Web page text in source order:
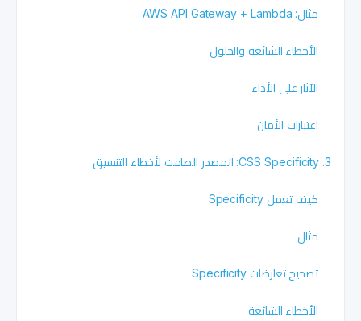
مثال: AWS API Gateway + Lambda
الأخطاء الشائعة والحلول
الآثار على الأداء
اعتبارات الأمان
3. CSS Specificity: المصدر الصامت لأخطاء التنسيق
كيف تعمل Specificity
مثال
تصحيح تعارضات Specificity
الأخطاء الشائعة